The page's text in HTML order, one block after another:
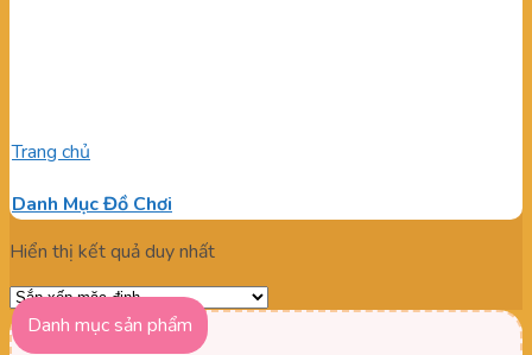
Trang chủ
Danh Mục Đồ Chơi
Hiển thị kết quả duy nhất
Danh mục sản phẩm